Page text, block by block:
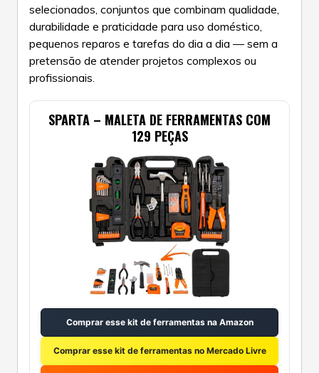
selecionados, conjuntos que combinam qualidade,
durabilidade e praticidade para uso doméstico,
pequenos reparos e tarefas do dia a dia — sem a
pretensão de atender projetos complexos ou
profissionais.
SPARTA – MALETA DE FERRAMENTAS COM
129 PEÇAS
Comprar esse kit de ferramentas na Amazon
Comprar esse kit de ferramentas no Mercado Livre